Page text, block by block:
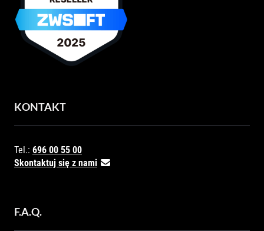
KONTAKT
Tel.: 696 00 55 00
Skontaktuj się z nami
F.A.Q.